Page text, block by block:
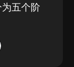
五个阶